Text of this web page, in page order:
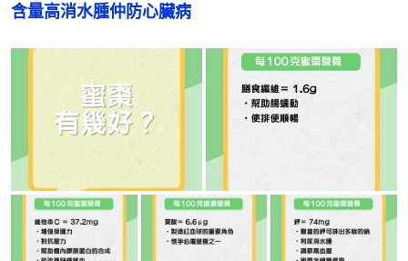
含量高消水腫仲防心臟病